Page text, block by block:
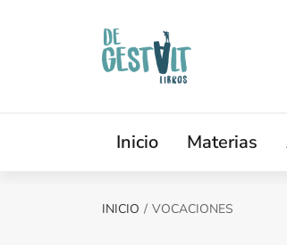
Inicio Materias
INICIO VOCACIONES